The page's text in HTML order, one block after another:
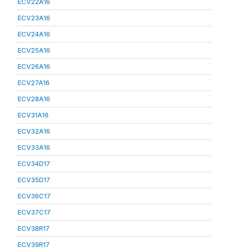
ECV23A16
ECV24A16
ECV25A16
ECV26A16
ECV27A16
ECV28A16
ECV31A16
ECV32A16
ECV33A16
ECV34D17
ECV35D17
ECV36C17
ECV37C17
ECV38R17
ECV39R17